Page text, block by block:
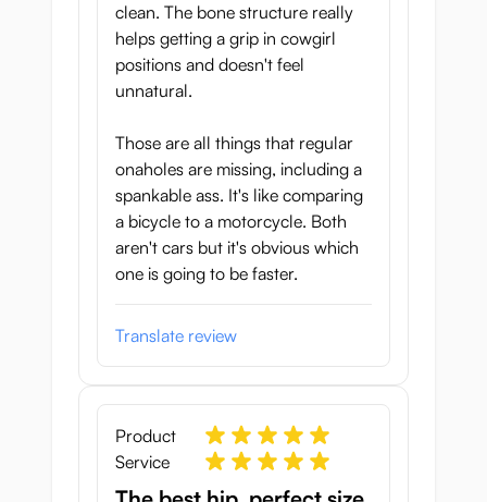
clean. The bone structure really
helps getting a grip in cowgirl
positions and doesn't feel
unnatural.
Those are all things that regular
onaholes are missing, including a
spankable ass. It's like comparing
a bicycle to a motorcycle. Both
aren't cars but it's obvious which
one is going to be faster.
Translate review
Product
Service